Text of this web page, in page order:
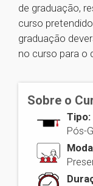
de graduação,
curso
graduação
no curso para o
Sobre o
Tipo:
Pós-